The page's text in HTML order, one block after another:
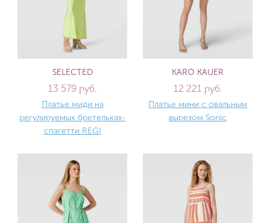
SELECTED
13 579 руб.
Платье миди на
регулируемых бретельках-
спагетти REGI
KARO KAUER
12 221 руб.
Платье мини с овальным
вырезом Sonic